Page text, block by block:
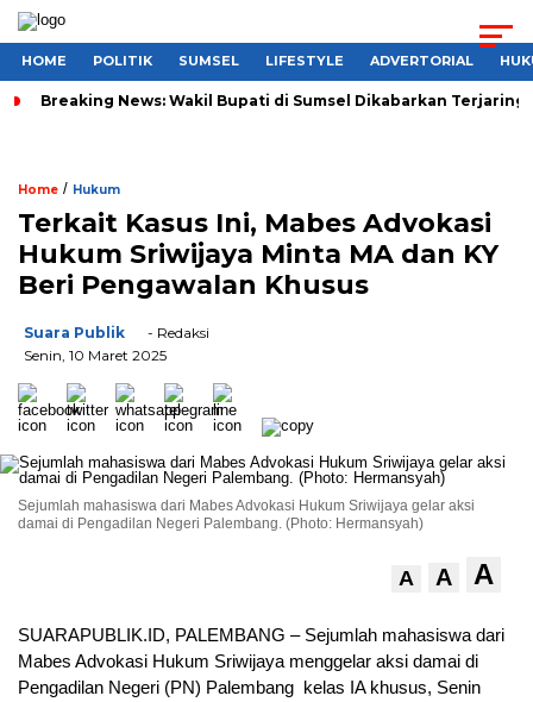
HOME POLITIK SUMSEL LIFESTYLE ADVERTORIAL
Breaking News: Wakil Bupati di Sumsel Dikabarkan Terjaring
Home / Hukum
Terkait Kasus Ini, Mabes Advokasi
Hukum Sriwijaya Minta MA dan KY
Beri Pengawalan Khusus
Suara Publik
- Redaksi
Senin, 10 Maret 2025
Sejumlah mahasiswa dari Mabes Advokasi Hukum Sriwijaya gelar aksi
damai di Pengadilan Negeri Palembang. (Photo: Hermansyah)
A A A
SUARAPUBLIK.ID, PALEMBANG – Sejumlah mahasiswa dari
Mabes Advokasi Hukum Sriwijaya menggelar aksi damai di
Pengadilan Negeri (PN) Palembang kelas IA khusus, Senin